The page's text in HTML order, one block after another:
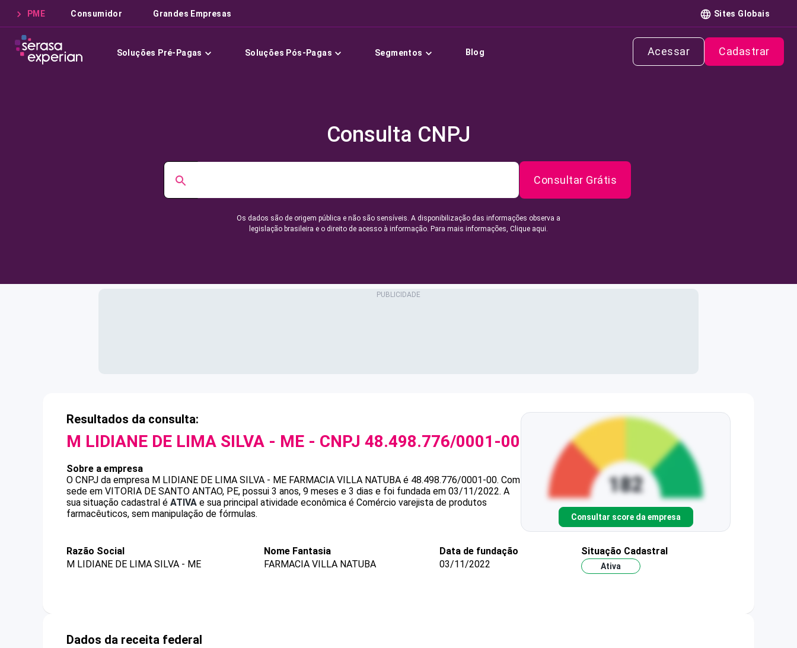
PME Consumidor Grandes Empresas Sites Globais
Soluções Pré-Pagas Soluções Pós-Pagas Segmentos Blog Acessar Cadastrar
Consulta CNPJ
Consultar Grátis
Os dados são de origem pública e não são sensíveis. A disponibilização das informações observa a
legislação brasileira e o direito de acesso à informação. Para mais informações, Clique aqui.
Resultados da consulta:
M LIDIANE DE LIMA SILVA - ME - CNPJ 48.498.776/0001-00
Sobre a empresa
O CNPJ da empresa M LIDIANE DE LIMA SILVA - ME FARMACIA VILLA NATUBA é 48.498.776/0001-00. Com
sede em VITORIA DE SANTO ANTAO, PE, possui 3 anos, 9 meses e 3 dias e foi fundada em 03/11/2022. A
sua situação cadastral é ATIVA e sua principal atividade econômica é Comércio varejista de produtos
farmacêuticos, sem manipulação de fórmulas.
Consultar score da empresa
Razão Social
M LIDIANE DE LIMA SILVA - ME
Nome Fantasia
FARMACIA VILLA NATUBA
Data de fundação
03/11/2022
Situação Cadastral
Ativa
Dados da receita federal